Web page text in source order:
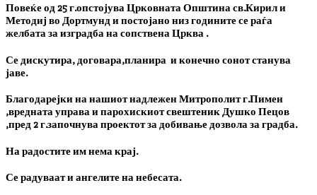
Повеќе од 25 г.опстојува Црковната Општинасв.Кирил и
Методиј во Дортмунди постојано низ годините се раѓа
желбата за изградба на сопствена Црква .
Се дискутира, договара,планира и конечно сонот станува
јаве.
Благодарејки на нашиот надлежен Митрополит г.Пимен
,вредната управа и парохискиот свештеник Душко Пецов
,пред 2 г.започнува проектот за добивање дозвола за градба.
На радостите им нема крај.
Се радуваат и ангелите на небесата.